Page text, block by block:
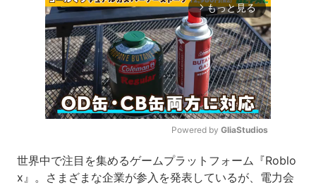
arrow_forward_ios もっと見る
Mute
Powered by GliaStudios
世界中で注目を集めるゲームプラットフォーム『Roblo
x』。さまざまな企業が参入を発表しているが、電力会